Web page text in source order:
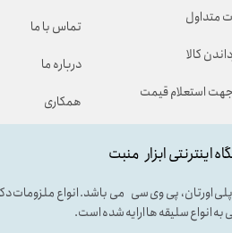
اینترنتی ابزار منبت
پلی اورتان، پی وی سی می باشد. انواع ملزومات
به انواع سلیقه ها ارایه شده است.
متداول
کالا
استعلام قیمت
تماس با ما
درباره ما
همکاری